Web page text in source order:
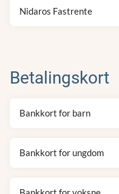
Nidaros Fastrente
Betalingskort
Bankkort for barn
Bankkort for ungdom